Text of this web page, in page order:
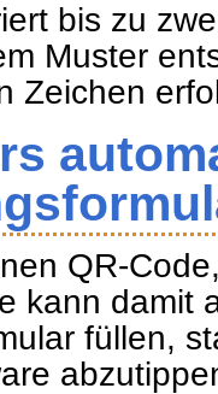
bis zu
Muster
Zeichen
QR-
kann damit
füllen,